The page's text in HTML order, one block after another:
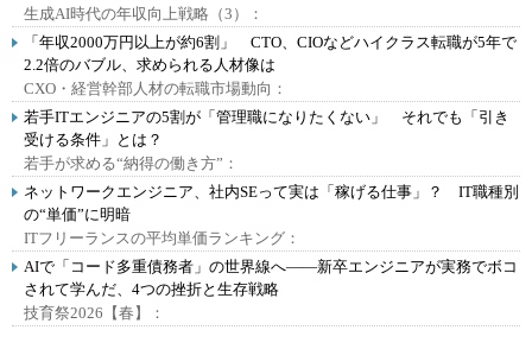
生成AI時代の年収向上戦略（3）：
「年収2000万円以上が約6割」 CTO、CIOなどハイクラス転職が5年で
2.2倍のバブル、求められる人材像は
CXO・経営幹部人材の転職市場動向：
若手ITエンジニアの5割が「管理職になりたくない」 それでも「引き
受ける条件」とは？
若手が求める“納得の働き方”：
ネットワークエンジニア、社内SEって実は「稼げる仕事」？ IT職種別
の“単価”に明暗
ITフリーランスの平均単価ランキング：
AIで「コード多重債務者」の世界線へ――新卒エンジニアが実務でボコ
されて学んだ、4つの挫折と生存戦略
技育祭2026【春】：